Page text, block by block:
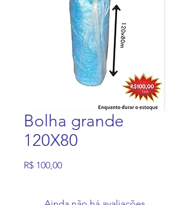
Bolha grande
120X80
R$ 100,00Preço